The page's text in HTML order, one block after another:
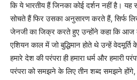
कि ये भारतीय हैं जिनका कोई दर्शन नहीं है। यह
सोचते हैं फिर उसका अनुसारण करते हैं, सिर्फ
जेनजी का जिक्र करते हुए उन्होंने कहा कि आज
एशियन काल में जो बुद्धिमान होते थे उन्हें वेदमूर्ति
हमारे देश की परंपरा ही हमारा धर्म और हमारी
परंपरा को समझने के लिए तीन शब्द समझने